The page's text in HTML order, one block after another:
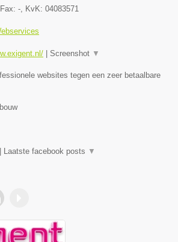
-, KvK: 04083571
Screenshot ▼
websites tegen een zeer betaalbare
Laatste facebook posts ▼